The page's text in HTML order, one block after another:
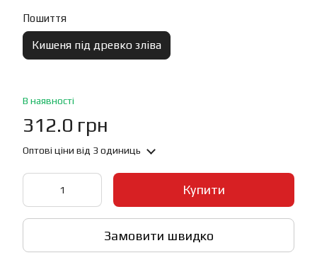
Пошиття
Кишеня під древко зліва
В наявності
312.0 грн
Оптові ціни від 3 одиниць
Купити
Замовити швидко